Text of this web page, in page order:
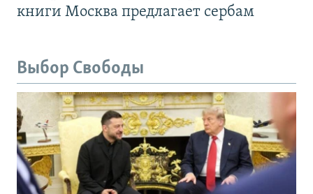
книги Москва предлагает сербам
Выбор Свободы